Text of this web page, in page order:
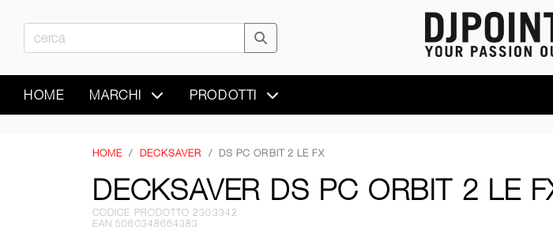
HOME MARCHI PRODOTTI
HOME DECKSAVER DS PC ORBIT 2 LE FX
DECKSAVER DS PC ORBIT 2 LE
CODICE PRODOTTO 2303342
EAN 5060348664383